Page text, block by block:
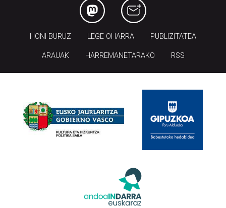
HONI BURUZ LEGE OHARRA PUBLIZITATEA
ARAUAK HARREMANETARAKO RSS